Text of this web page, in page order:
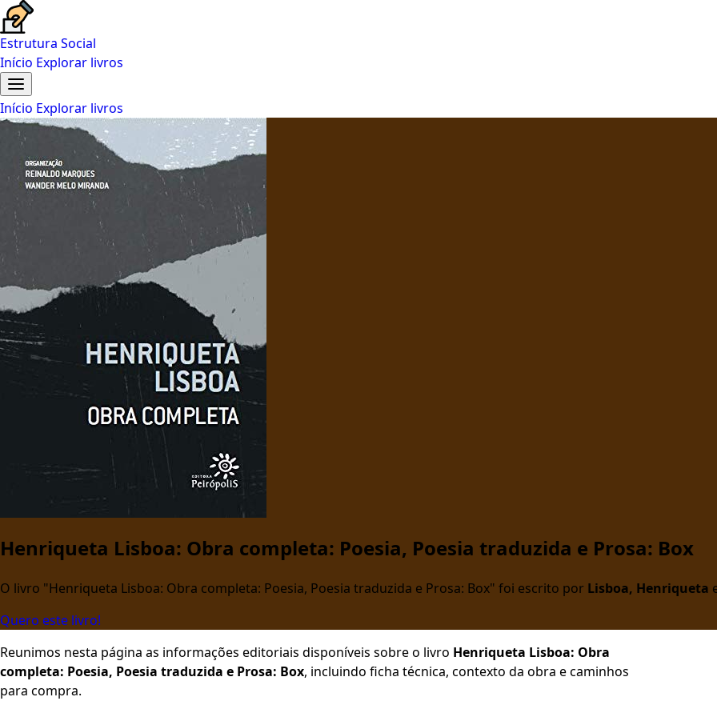
Estrutura Social
Início Explorar livros
Início Explorar livros
Henriqueta Lisboa: Obra completa: Poesia, Poesia traduzida e Prosa: Box
O livro "Henriqueta Lisboa: Obra completa: Poesia, Poesia traduzida e Prosa: Box" foi escrito por Lisboa, Henriqueta
Quero este livro!
Reunimos nesta página as informações editoriais disponíveis sobre o livro Henriqueta Lisboa: Obra
completa: Poesia, Poesia traduzida e Prosa: Box, incluindo ficha técnica, contexto da obra e caminhos
para compra.